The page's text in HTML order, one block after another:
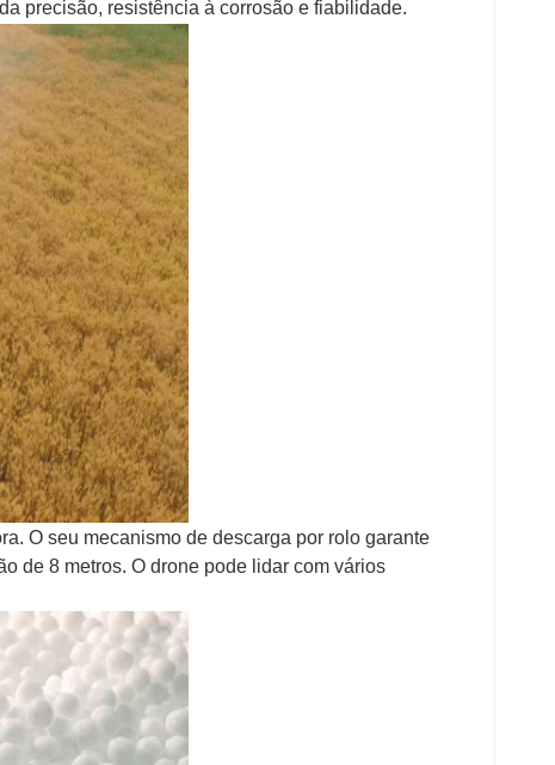
precisão, resistência à corrosão e fiabilidade.
O seu mecanismo de descarga por rolo garante
de 8 metros. O drone pode lidar com vários